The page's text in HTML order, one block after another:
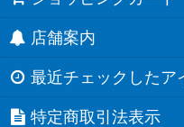
店舗案内
最近チェックしたア
特定商取引法表示